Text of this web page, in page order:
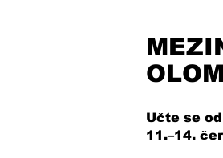
Učte se
11.–14.